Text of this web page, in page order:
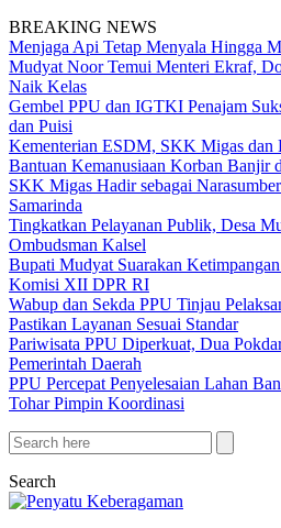
BREAKING NEWS
Menjaga Api Tetap Menyala Hingga
Mudyat Noor Temui Menteri Ekraf,
Naik Kelas
Gembel PPU dan IGTKI Penajam
dan Puisi
Kementerian ESDM, SKK Migas
Bantuan Kemanusiaan Korban Banjir
SKK Migas Hadir sebagai
Samarinda
Tingkatkan Pelayanan Publik, Desa
Ombudsman Kalsel
Bupati Mudyat Suarakan
Komisi XII DPR RI
Wabup dan Sekda PPU Tinjau
Pastikan Layanan Sesuai Standar
Pariwisata PPU Diperkuat, Dua
Pemerintah Daerah
PPU Percepat Penyelesaian Lahan
Tohar Pimpin Koordinasi
Search